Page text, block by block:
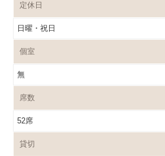
定休日
日曜・祝日
個室
無
席数
52席
貸切